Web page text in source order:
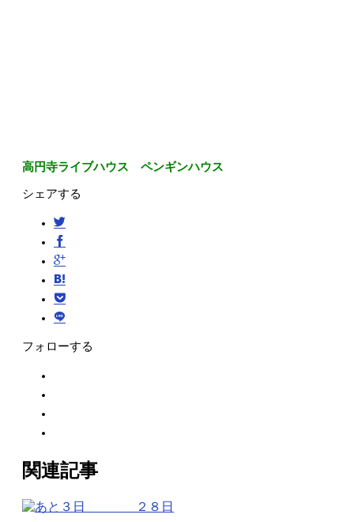
高円寺ライブハウス ペンギンハウス
シェアする
フォローする
関連記事